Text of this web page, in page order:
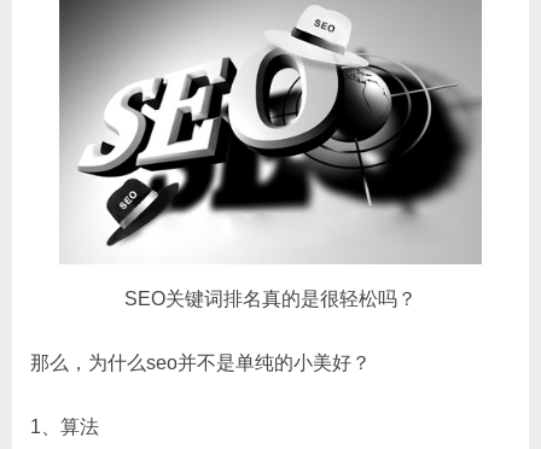
SEO关键词排名真的是很轻松吗？
那么，为什么seo并不是单纯的小美好？
1、算法